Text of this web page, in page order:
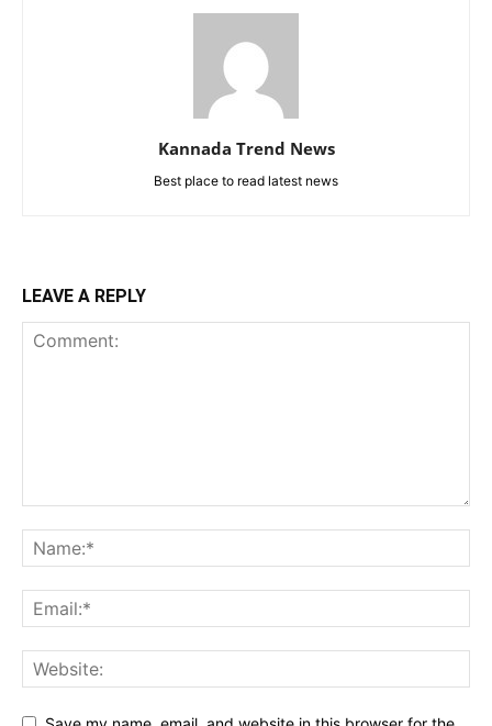
Kannada Trend News
Best place to read latest news
LEAVE A REPLY